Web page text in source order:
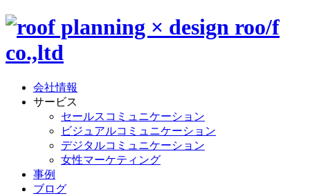
会社情報
サービス
セールスコミュニケーション
ビジュアルコミュニケーション
デジタルコミュニケーション
女性マーケティング
事例
ブログ